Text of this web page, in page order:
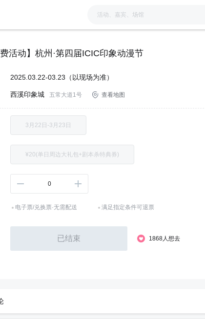
活动】杭州·第四届ICIC印象动漫节
2025.03.22-03.23（以现场为准）
西溪印象城 五常大道1号 查看地图
3月22日-3月23日
¥20(单日周边大礼包+剧本杀特典券)
0
电子票/兑换票·无需配送 满足指定条件可退票
已结束 1868人想去